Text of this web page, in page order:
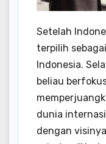
Setelah
terpilih
Indonesia.
beliau
dunia
dengan